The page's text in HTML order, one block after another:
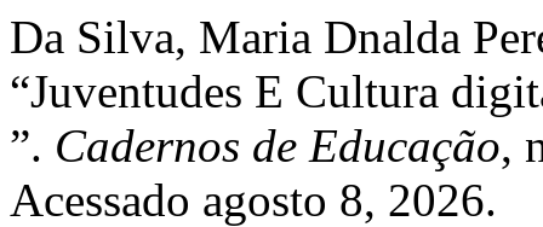
Da Silva, Maria Dnalda
“Juventudes E Cultura
”. Cadernos de Educação,
Acessado agosto 8, 2026.